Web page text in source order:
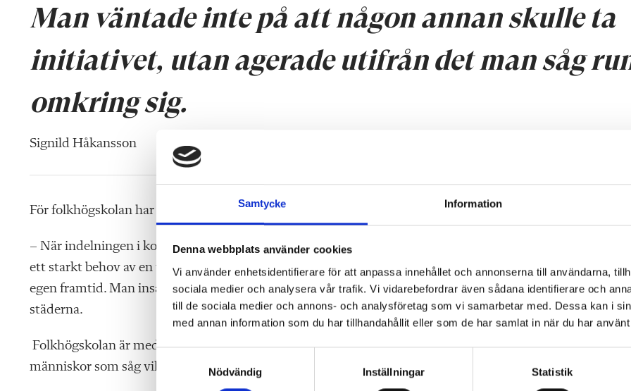
Samtycke Information
Denna webbplats använder cookies
Vi använder enhetsidentifierare för att anpassa innehållet och annonserna till användarna,
sociala medier och analysera vår trafik. Vi vidarebefordrar även sådana identifierare och
till de sociala medier och annons- och analysföretag som vi samarbetar med. Dessa kan i
med annan information som du har tillhandahållit eller som de har samlat in när du har
a
Nödvändig Inställningar Statistik
Man väntade inte på att någon annan skulle ta
initiativet, utan agerade utifrån det man såg
omkring sig.
Signild Håkansson
För folkhögskolan har alltid vuxit fram ur konkreta behov, särskilt i tider av samhällsförändring.
– När indelningen i kommuner infördes 1862 och den nya riksdagsordningen trädde i kraft 1866, uppstod
ett starkt behov av en utbildningsform som kunde hjälpa människor att delta i samhället och att påverka
egen framtid. Man insåg att det var viktigt med kunskaper också för dem som inte hade tillgång till
städerna.
Folkhögskolan är med andra ord inte en skolform som påtvingades uppifrån. Tvärtom skapades den av
människor som såg vilka behov som fanns i deras närmiljö.